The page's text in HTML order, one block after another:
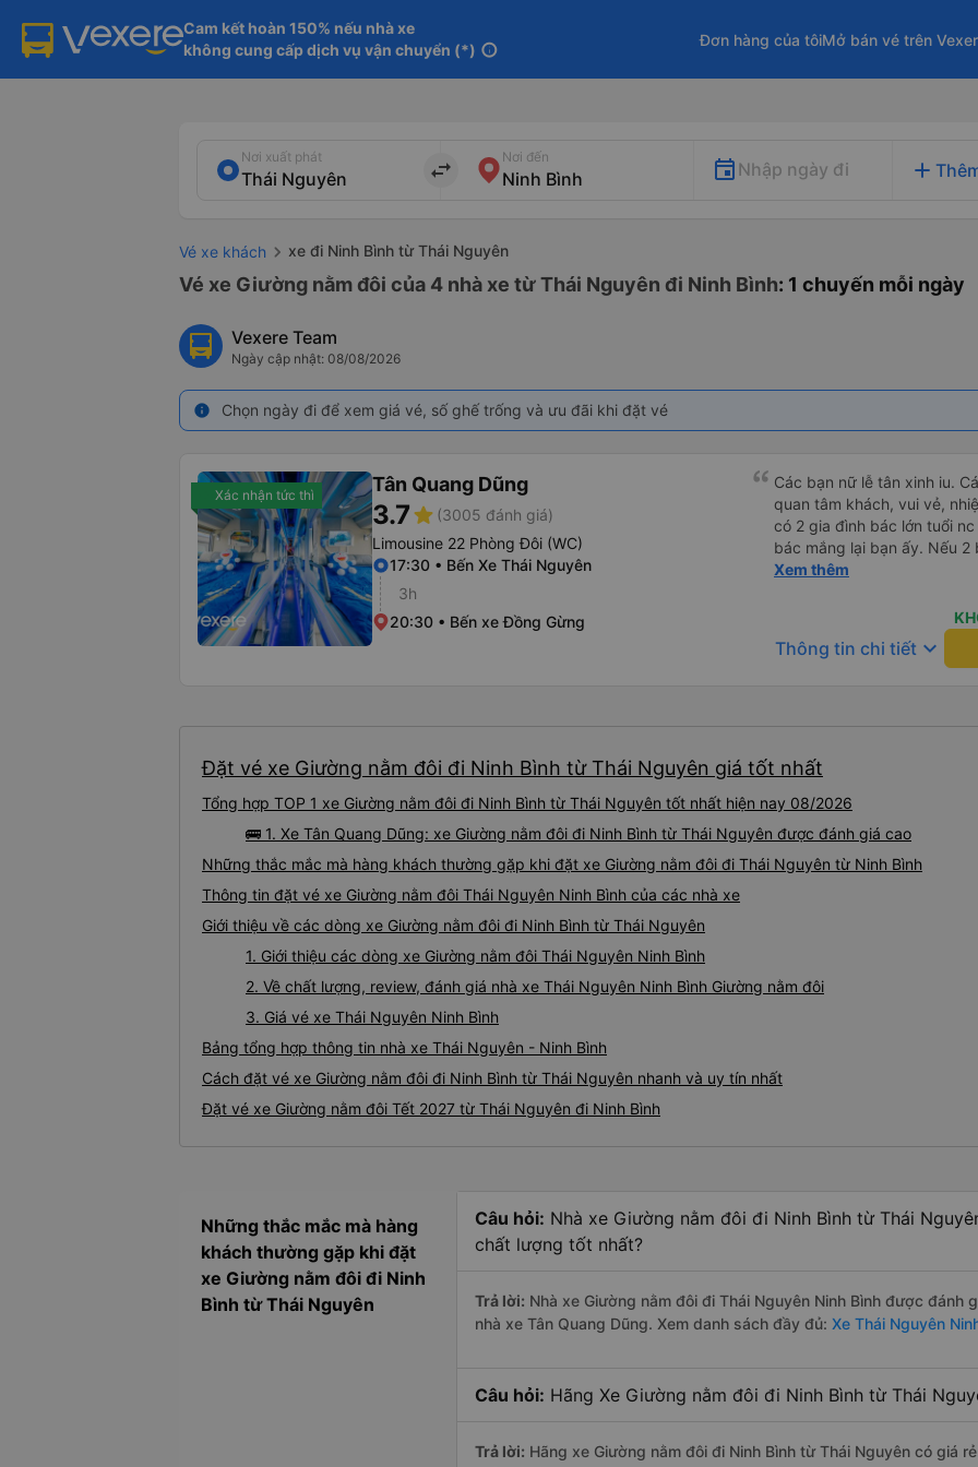
Cam kết hoàn 150% nếu nhà xe
không cung cấp dịch vụ vận chuyển (*) info
Đơn hàng của tôiMở bán vé trên
Nơi xuất phát
import_export
Nơi đến
Nhập ngày đi add
Vé xe khách xe đi Ninh Bình từ Thái Nguyên
Vé xe Giường nằm đôi của 4 nhà xe từ Thái Nguyên đi Ninh Bình: 1 chuyến mỗi ngày
Vexere Team
Ngày cập nhật: 08/08/2026
info Chọn ngày đi để xem giá vé, số ghế trống và ưu đãi khi đặt vé
Xác nhận tức thì Tân Quang Dũng
3.7star (3005 đánh giá)
Limousine 22 Phòng Đôi (WC)
17:30 • Bến Xe Thái Nguyên
3h
20:30 • Bến xe Đồng Gừng
Các bạn nữ lễ tân xinh iu.
quan tâm khách, vui vẻ, nhiệt tình. Trong
có 2 gia đình bác lớn tuổi
bác mắng lại bạn ấy. Nếu 2
ngược lại nha. Bạn ấy nhắc
nhau xuất hiện trong giấc mơ của mình luôn. Nên nếu
bị phản ánh thì đừng trừ
thì bảo bạn ấy liên hệ sđt
(một mình) yêu luôn.
10/10.
Xem thêm
Thông tin chi tiết keyboard_arrow_down
Đặt vé xe Giường nằm đôi đi Ninh Bình từ Thái Nguyên giá tốt nhất
Tổng hợp TOP 1 xe Giường nằm đôi đi Ninh Bình từ Thái Nguyên tốt nhất hiện nay 08/2026
🚌 1. Xe Tân Quang Dũng: xe Giường nằm đôi đi Ninh Bình từ Thái Nguyên được đánh giá cao
Những thắc mắc mà hàng khách thường gặp khi đặt xe Giường nằm đôi đi Thái Nguyên từ Ninh Bình
Thông tin đặt vé xe Giường nằm đôi Thái Nguyên Ninh Bình của các nhà xe
Giới thiệu về các dòng xe Giường nằm đôi đi Ninh Bình từ Thái Nguyên
1. Giới thiệu các dòng xe Giường nằm đôi Thái Nguyên Ninh Bình
2. Về chất lượng, review, đánh giá nhà xe Thái Nguyên Ninh Bình Giường nằm đôi
3. Giá vé xe Thái Nguyên Ninh Bình
Bảng tổng hợp thông tin nhà xe Thái Nguyên - Ninh Bình
Cách đặt vé xe Giường nằm đôi đi Ninh Bình từ Thái Nguyên nhanh và uy tín nhất
Đặt vé xe Giường nằm đôi Tết 2027 từ Thái Nguyên đi Ninh Bình
Những thắc mắc mà hàng
khách thường gặp khi đặt
xe Giường nằm đôi đi Ninh
Bình từ Thái Nguyên
Câu hỏi: Nhà xe Giường nằm đôi đi Ninh Bình từ Thái
chất lượng tốt nhất?
Trả lời: Nhà xe Giường nằm đôi đi Thái Nguyên Ninh Bình được
nhà xe Tân Quang Dũng. Xem danh sách đầy đủ: Xe Thái Nguyên
Câu hỏi: Hãng Xe Giường nằm đôi đi Ninh Bình từ Thái
Trả lời: Hãng xe Giường nằm đôi đi Ninh Bình từ Thái Nguyên có giá